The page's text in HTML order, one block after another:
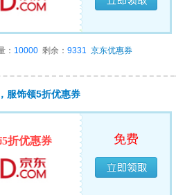
： 10000 剩余： 9331 京东优惠券
服饰领5折优惠券
5折优惠券 免费
已经领完